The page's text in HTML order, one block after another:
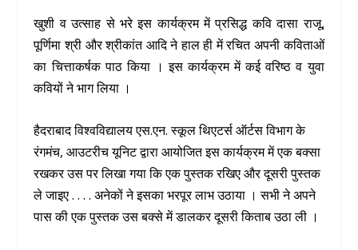
खुशी व उत्साह से भरे इस कार्यक्रम में प्रसिद्ध कवि दासा राजू,
पूर्णिमा श्री और श्रीकांत आदि ने हाल ही में रचित अपनी कविताओं
का चित्ताकर्षक पाठ किया । इस कार्यक्रम में कई वरिष्ठ व युवा
कवियों ने भाग लिया ।
हैदराबाद विश्वविद्यालय एस.एन. स्कूल थिएटर्स ऑर्टस विभाग के
रंगमंच, आउटरीच यूनिट द्वारा आयोजित इस कार्यक्रम में एक बक्सा
रखकर उस पर लिखा गया कि एक पुस्तक रखिए और दूसरी पुस्तक
ले जाइए . . . . अनेकों ने इसका भरपूर लाभ उठाया । सभी ने अपने
पास की एक पुस्तक उस बक्से में डालकर दूसरी किताब उठा ली ।